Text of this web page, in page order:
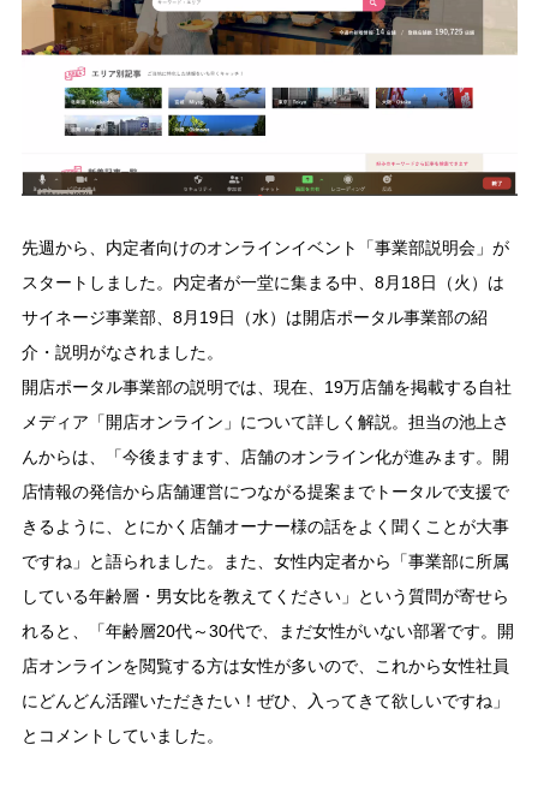
先週から、内定者向けのオンラインイベント「事業部説明会」が
スタートしました。内定者が一堂に集まる中、8月18日（火）は
サイネージ事業部、8月19日（水）は開店ポータル事業部の紹
介・説明がなされました。
開店ポータル事業部の説明では、現在、19万店舗を掲載する自社
メディア「開店オンライン」について詳しく解説。担当の池上さ
んからは、「今後ますます、店舗のオンライン化が進みます。開
店情報の発信から店舗運営につながる提案までトータルで支援で
きるように、とにかく店舗オーナー様の話をよく聞くことが大事
ですね」と語られました。また、女性内定者から「事業部に所属
している年齢層・男女比を教えてください」という質問が寄せら
れると、「年齢層20代～30代で、まだ女性がいない部署です。開
店オンラインを閲覧する方は女性が多いので、これから女性社員
にどんどん活躍いただきたい！ぜひ、入ってきて欲しいですね」
とコメントしていました。